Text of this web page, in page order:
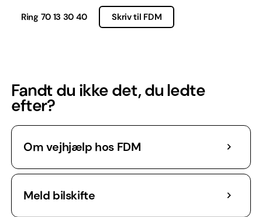
Ring 70 13 30 40 Skriv til FDM
Fandt du ikke det, du ledte
efter?
Om vejhjælp hos FDM
Meld bilskifte